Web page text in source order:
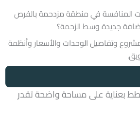
المنافسة في منطقة مزدحمة بالفرص
جديدة وسط الزحمة؟
وتفاصيل الوحدات والأسعار وأنظمة
على مساحة واضحة تقدر